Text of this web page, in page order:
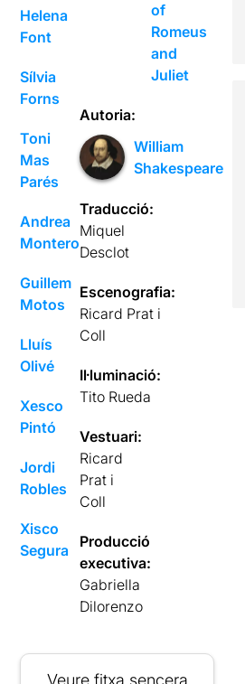
Helena
Font
Sílvia
Forns
Toni
Mas
Parés
Andrea
Montero
Guillem
Motos
Lluís
Olivé
Xesco
Pintó
Jordi
Robles
Xisco
Segura
of
Romeus
and
Juliet
Autoria:
William
Shakespeare
Traducció:
Miquel
Desclot
Escenografia:
Ricard Prat i
Coll
Il·luminació:
Tito Rueda
Vestuari:
Ricard
Prat i
Coll
Producció
executiva:
Gabriella
Dilorenzo
Veure fitxa sencera